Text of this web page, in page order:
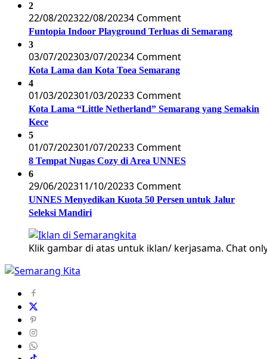
2
22/08/202322/08/20234 Comment
Funtopia Indoor Playground Terluas di Semarang
3
03/07/202303/07/20234 Comment
Kota Lama dan Kota Toea Semarang
4
01/03/202301/03/20233 Comment
Kota Lama “Little Netherland” Semarang yang Semakin
Kece
5
01/07/202301/07/20233 Comment
8 Tempat Nugas Cozy di Area UNNES
6
29/06/202311/10/20233 Comment
UNNES Menyedikan Kuota 50 Persen untuk Jalur
Seleksi Mandiri
Klik gambar di atas untuk iklan/ kerjasama. Chat